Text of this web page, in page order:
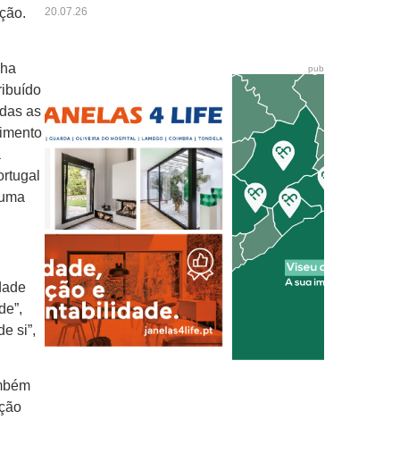
as
si”,
20.07.26
pub